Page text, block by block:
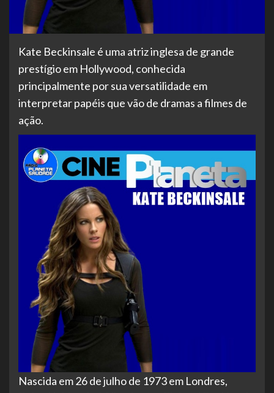
Kate Beckinsale é uma atriz inglesa de grande
prestígio em Hollywood, conhecida
principalmente por sua versatilidade em
interpretar papéis que vão de dramas a filmes de
ação.
Nascida em 26 de julho de 1973 em Londres,